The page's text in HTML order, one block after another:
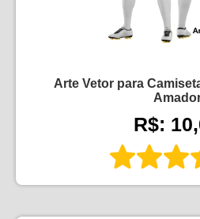
Arte Vetor para
R$: